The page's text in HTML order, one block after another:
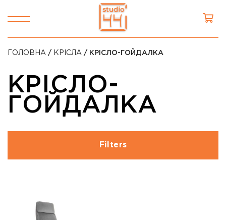
ГОЛОВНА / КРІСЛА / КРІСЛО-ГОЙДАЛКА
КРІСЛО-
ГОЙДАЛКА
Filters